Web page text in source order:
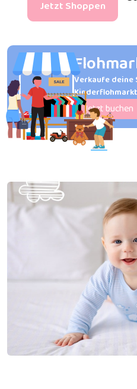
Jetzt Shoppen
Verkaufe deine
Jetzt buchen